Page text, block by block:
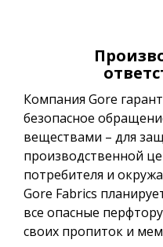
Компания Gore
безопасное
веществами – для
производственной
потребителя и
Gore Fabrics
все опасные
своих пропиток и